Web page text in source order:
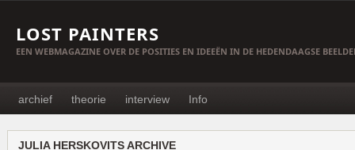
LOST PAINTERS
EEN WEBMAGAZINE OVER DE POSITIES EN IDEEËN IN DE HEDENDAAGSE
archief theorie interview Info
JULIA HERSKOVITS ARCHIVE